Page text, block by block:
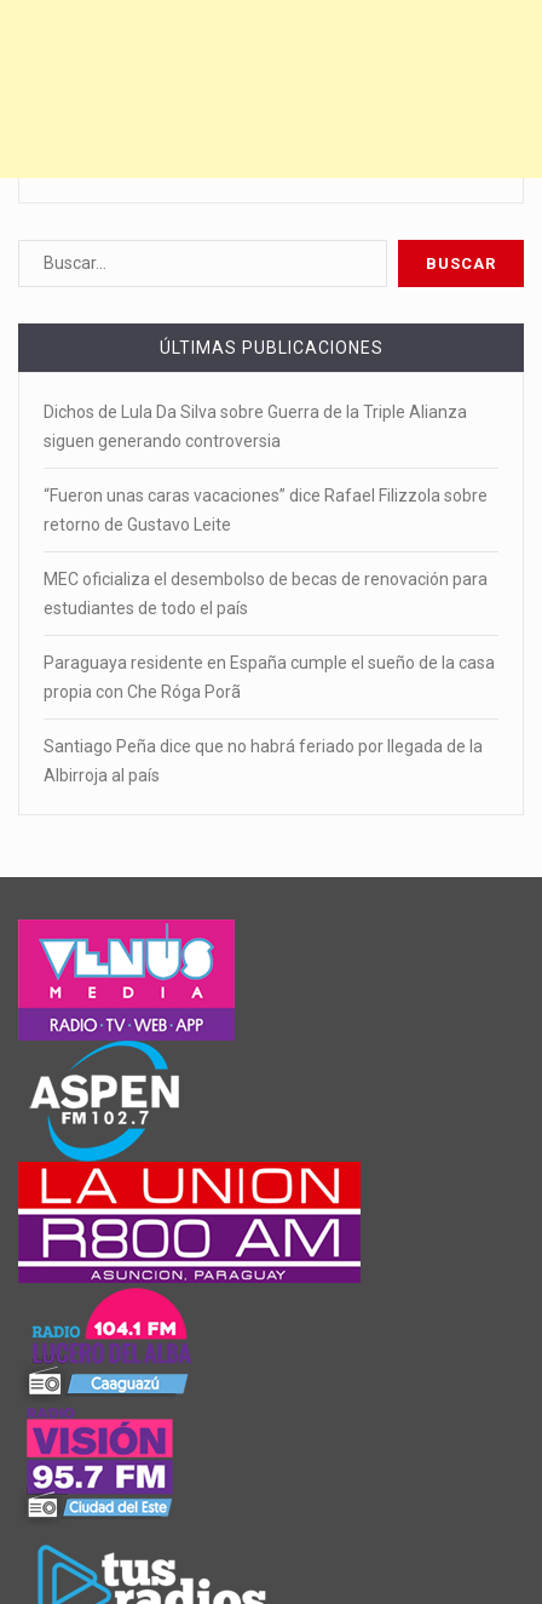
ÚLTIMAS PUBLICACIONES
Dichos de Lula Da Silva sobre Guerra de la Triple Alianza
siguen generando controversia
“Fueron unas caras vacaciones” dice Rafael Filizzola sobre
retorno de Gustavo Leite
MEC oficializa el desembolso de becas de renovación para
estudiantes de todo el país
Paraguaya residente en España cumple el sueño de la casa
propia con Che Róga Porã
Santiago Peña dice que no habrá feriado por llegada de la
Albirroja al país